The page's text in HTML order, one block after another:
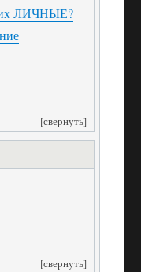
ЛИЧНЫЕ?
[свернуть]
[свернуть]